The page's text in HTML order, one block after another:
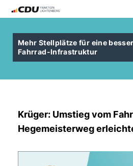
Mehr Stellplätze für eine
Fahrrad-Infrastruktur
Krüger: Umstieg vom
Hegemeisterweg